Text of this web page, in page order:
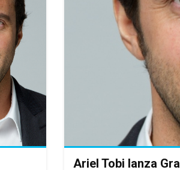
Ariel Tobi lanza